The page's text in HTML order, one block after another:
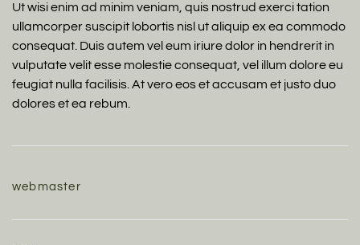
Ut wisi enim ad minim veniam, quis nostrud exerci tation
ullamcorper suscipit lobortis nisl ut aliquip ex ea commodo
consequat. Duis autem vel eum iriure dolor in hendrerit in
vulputate velit esse molestie consequat, vel illum dolore eu
feugiat nulla facilisis. At vero eos et accusam et justo duo
dolores et ea rebum.
webmaster